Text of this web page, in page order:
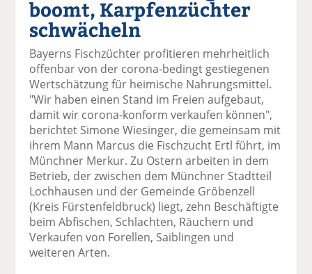
el
a
F
ac
e
b
o
o
k
te
il
e
n
el
t
tt
er
n
el
a
Li
n
k
e
di
n
te
il
e
n
E
m
ai
l
v
er
se
n
d
n
ck
e
boomt, Karpfenzüchter
schwächeln
Bayerns Fischzüchter profitieren mehrheitlich
offenbar von der corona-bedingt gestiegenen
Wertschätzung für heimische Nahrungsmittel.
"Wir haben einen Stand im Freien aufgebaut,
damit wir corona-konform verkaufen können",
berichtet Simone Wiesinger, die gemeinsam mit
ihrem Mann Marcus die Fischzucht Ertl führt, im
Münchner Merkur. Zu Ostern arbeiten in dem
Betrieb, der zwischen dem Münchner Stadtteil
Lochhausen und der Gemeinde Gröbenzell
(Kreis Fürstenfeldbruck) liegt, zehn Beschäftigte
beim Abfischen, Schlachten, Räuchern und
Verkaufen von Forellen, Saiblingen und
weiteren Arten.